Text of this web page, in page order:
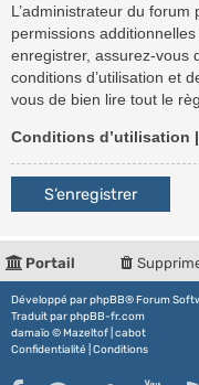
L’administrateur du
permissions
enregistrer, assurez-vous
conditions d’utilisation et
vous de bien lire tout le
Conditions d’utilisation |
S’enregistrer
Portail
Développé parphpBB® Forum
Traduit parphpBB-fr.com
damaïo © Mazeltof cabot
Confidentialité Conditions